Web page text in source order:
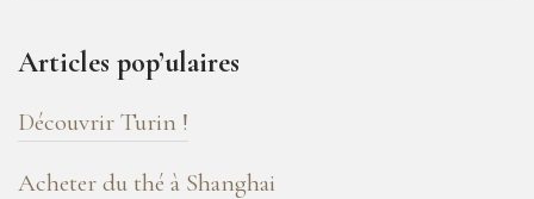
de
blog
!
Articles pop’ulaires
Découvrir Turin !
Acheter du thé à Shanghai